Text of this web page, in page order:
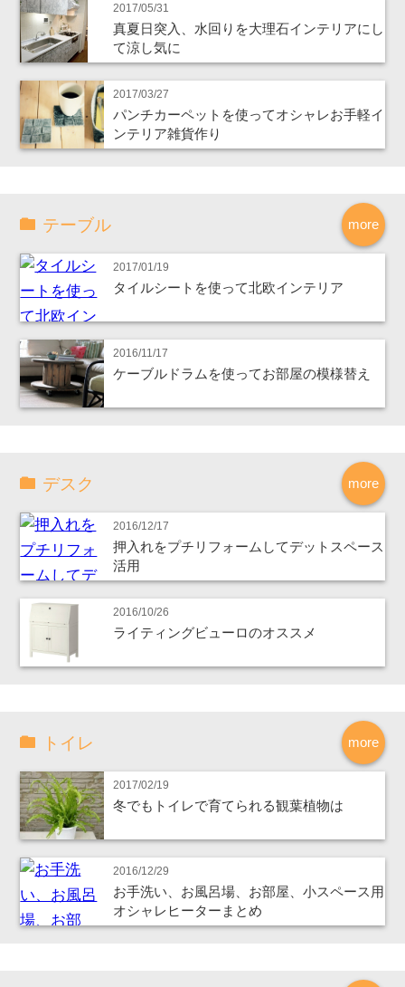
2017/05/31
真夏日突入、水回りを大理石インテリアにし
て涼し気に
2017/03/27
パンチカーペットを使ってオシャレお手軽イ
ンテリア雑貨作り
more
テーブル
2017/01/19
タイルシートを使って北欧インテリア
2016/11/17
ケーブルドラムを使ってお部屋の模様替え
more
デスク
2016/12/17
押入れをプチリフォームしてデットスペース
活用
2016/10/26
ライティングビューロのオススメ
more
トイレ
2017/02/19
冬でもトイレで育てられる観葉植物は
2016/12/29
お手洗い、お風呂場、お部屋、小スペース用
オシャレヒーターまとめ